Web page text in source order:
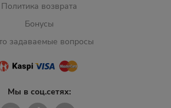
Политика возврата
Бонусы
задаваемые вопросы
Мы в соц.сетях: